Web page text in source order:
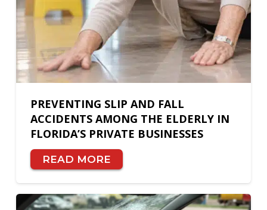
PREVENTING SLIP AND FALL
ACCIDENTS AMONG THE ELDERLY IN
FLORIDA’S PRIVATE BUSINESSES
READ MORE